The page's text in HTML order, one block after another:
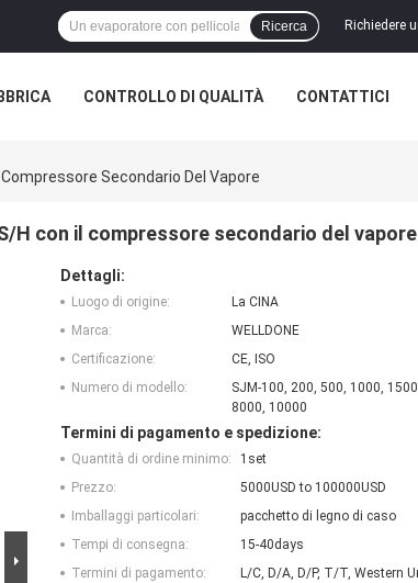
Richiedere
Ricerca
CONTROLLO DI QUALITÀ CONTATTICI
Secondario Del Vapore
H con il compressore secondario del vapore
Dettagli:
Luogo di origine:
La CINA
Marca:
WELLDONE
Certificazione:
CE, ISO
Numero di modello:
SJM-100, 200, 500, 1000,
8000, 10000
Termini di pagamento e spedizione:
Quantità di ordine minimo:
1set
Prezzo:
5000USD to 100000USD
Imballaggi particolari:
pacchetto di legno di caso
Tempi di consegna:
15-40days
Termini di pagamento:
L/C, D/A, D/P, T/T, Western